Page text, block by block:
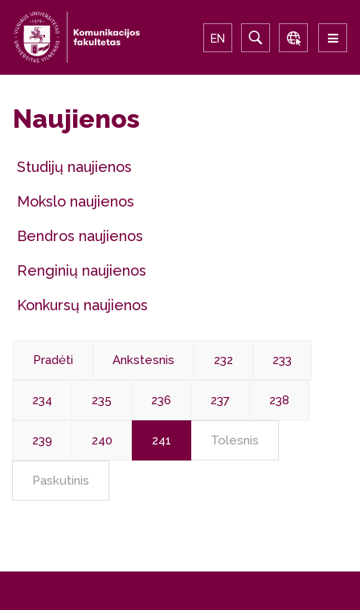
EN
Naujienos
Studijų naujienos
Mokslo naujienos
Bendros naujienos
Renginių naujienos
Konkursų naujienos
Pradėti Ankstesnis 232 233
234 235 236 237 238
239 240 241 Tolesnis
Paskutinis